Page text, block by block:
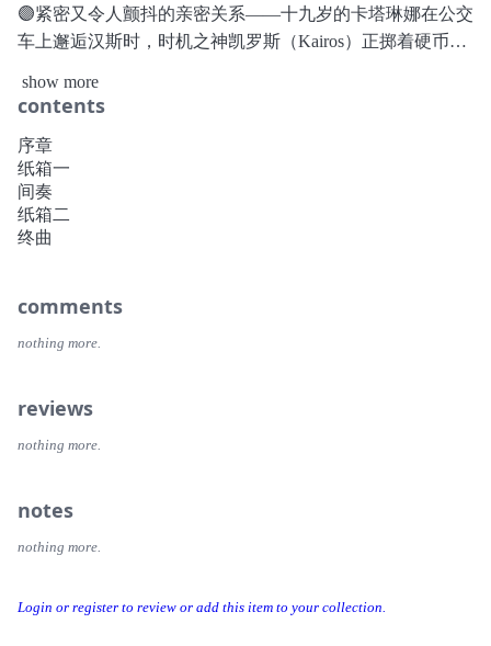
Login or register to review or add this item to your collection.
🟣紧密又令人颤抖的亲密关系——十九岁的卡塔琳娜在公交
车上邂逅汉斯时，时机之神凯罗斯（Kairos）正掷着硬币，
掌管不可复现的命运拐点的神，给卡塔琳娜送来了她梦寐以
求的东西。他们收集约会时的词汇，乐于创造只属于二人的
语言和音乐。汉斯欣赏她的一切，包括翻看他从西边带来的
情色漫画时那张专注的纯洁面庞。然而神带来的不止于此。
🟣私人又充满权力色彩的日常生活——柏林墙倒塌的时刻还
远未到来。人没有对自己的生活做任何决定，只是因为1961
年8月12号晚上去了西柏林，醒来后就永远留在了那里。从
🟣历史转过脸，露出一副老朽，羸弱的面庞——锈铁般的内
称作“历史”。埃彭贝克描摹这副萎靡躯体曾经的正面，此刻
人身上，后人称之为“历史”的结局之一。畸形的往事挥发出
也是一个政治体制崩塌的故事。简单来说：起初看似正确的
🟣卡塔琳娜走进地下室，翻出自己少女时代的通信，笔记，
再同葬礼后送来的几个箱子一起，连夜读起来。多年前，二
两人邂逅，“一切就像注定要发生那样，发生了”。卡塔琳娜
show more
contents
序章
纸箱一
间奏
纸箱二
终曲
comments
nothing more.
reviews
nothing more.
notes
nothing more.